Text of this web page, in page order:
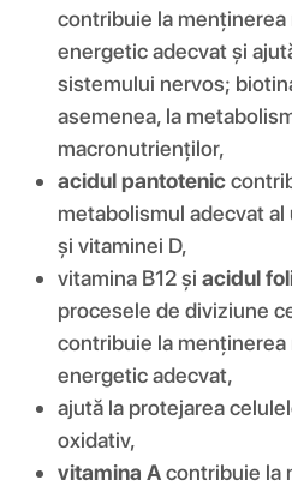
contribuie la
energetic adecvat și
sistemului nervos;
asemenea, la
macronutrienților,
acidul pantotenic
metabolismul adecvat
și vitaminei D,
vitamina B12 și acidul
procesele de diviziune
contribuie la
energetic adecvat,
ajută la protejarea
oxidativ,
vitamina Acontribuie la